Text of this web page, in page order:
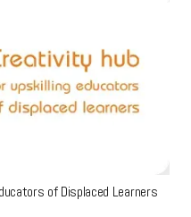
of Displaced Learners